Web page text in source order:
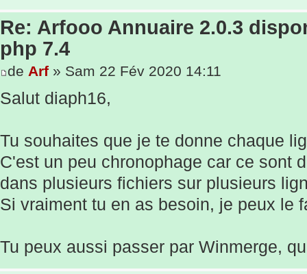
Re: Arfooo Annuaire 2.0.3
php 7.4
de Arf » Sam 22 Fév 2020 14:11
Salut diaph16,
Tu souhaites que je te donne chaque
C'est un peu chronophage car ce sont
dans plusieurs fichiers sur plusieurs
Si vraiment tu en as besoin, je peux le
Tu peux aussi passer par Winmerge,